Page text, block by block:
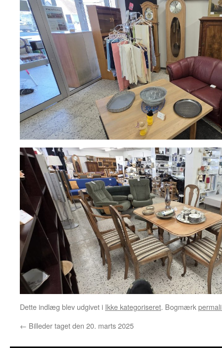
Dette indlæg blev udgivet i Ikke kategoriseret. Bogmærk
← Billeder taget den 20. marts 2025